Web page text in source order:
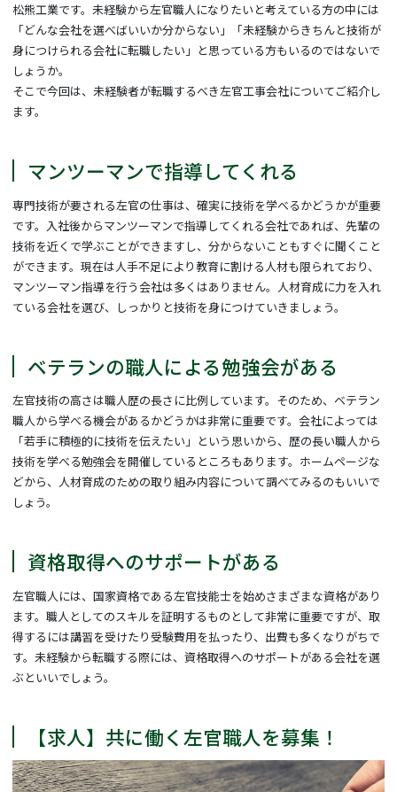
松熊工業です。未経験から左官職人になりたいと考えている方の中には
「どんな会社を選べばいいか分からない」「未経験からきちんと技術が
身につけられる会社に転職したい」と思っている方もいるのではないで
しょうか。
そこで今回は、未経験者が転職するべき左官工事会社についてご紹介し
ます。
マンツーマンで指導してくれる
専門技術が要される左官の仕事は、確実に技術を学べるかどうかが重要
です。入社後からマンツーマンで指導してくれる会社であれば、先輩の
技術を近くで学ぶことができますし、分からないこともすぐに聞くこと
ができます。現在は人手不足により教育に割ける人材も限られており、
マンツーマン指導を行う会社は多くはありません。人材育成に力を入れ
ている会社を選び、しっかりと技術を身につけていきましょう。
ベテランの職人による勉強会がある
左官技術の高さは職人歴の長さに比例しています。そのため、ベテラン
職人から学べる機会があるかどうかは非常に重要です。会社によっては
「若手に積極的に技術を伝えたい」という思いから、歴の長い職人から
技術を学べる勉強会を開催しているところもあります。ホームページな
どから、人材育成のための取り組み内容について調べてみるのもいいで
しょう。
資格取得へのサポートがある
左官職人には、国家資格である左官技能士を始めさまざまな資格があり
ます。職人としてのスキルを証明するものとして非常に重要ですが、取
得するには講習を受けたり受験費用を払ったり、出費も多くなりがちで
す。未経験から転職する際には、資格取得へのサポートがある会社を選
ぶといいでしょう。
【求人】共に働く左官職人を募集！